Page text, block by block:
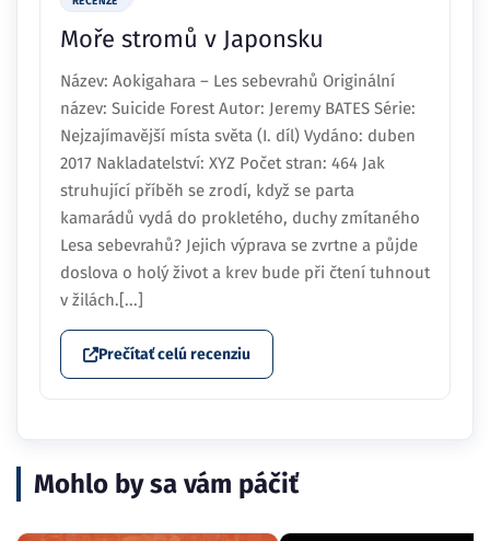
Moře stromů v Japonsku
Název: Aokigahara – Les sebevrahů Originální
název: Suicide Forest Autor: Jeremy BATES Série:
Nejzajímavější místa světa (I. díl) Vydáno: duben
2017 Nakladatelství: XYZ Počet stran: 464 Jak
struhující příběh se zrodí, když se parta
kamarádů vydá do prokletého, duchy zmítaného
Lesa sebevrahů? Jejich výprava se zvrtne a půjde
doslova o holý život a krev bude při čtení tuhnout
v žilách.[...]
Prečítať celú recenziu
Mohlo by sa vám páčiť